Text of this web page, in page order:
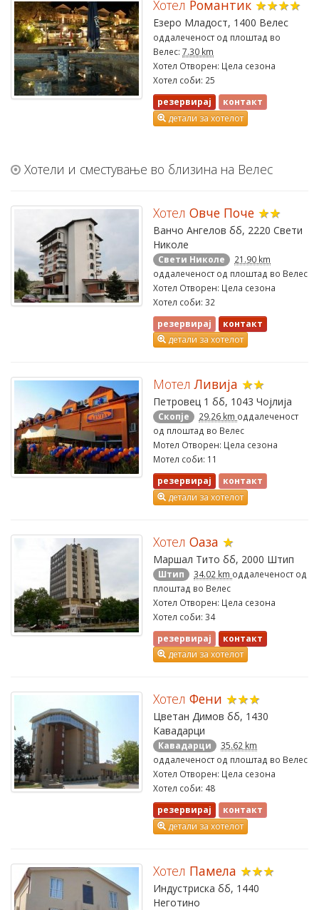
Хотел Романтик ★★★★
Езеро Младост, 1400 Велес
оддалеченост од плоштад во
Велес: 7.30 km
Хотел Отворен: Цела сезона
Хотел соби: 25
резервирај
контакт
детали за хотелот
Хотели и сместување во близина на Велес
Хотел Овче Поче ★★
Ванчо Ангелов бб, 2220 Свети
Николе
Свети Николе
21.90 km
оддалеченост од плоштад во Велес
Хотел Отворен: Цела сезона
Хотел соби: 32
резервирај
контакт
детали за хотелот
МотелЛивија ★★
Петровец 1 бб, 1043 Чојлија
Скопје 29.26 km оддалеченост
од плоштад во Велес
Мотел Отворен: Цела сезона
Мотел соби: 11
резервирај
контакт
детали за хотелот
Хотел Оаза ★
Маршал Тито бб, 2000 Штип
Штип 34.02 km оддалеченост од
плоштад во Велес
Хотел Отворен: Цела сезона
Хотел соби: 34
резервирај
контакт
детали за хотелот
Хотел Фени ★★★
Цветан Димов бб, 1430
Кавадарци
Кавадарци
35.62 km
оддалеченост од плоштад во Велес
Хотел Отворен: Цела сезона
Хотел соби: 48
резервирај
контакт
детали за хотелот
Хотел Памела ★★★
Индустриска бб, 1440
Неготино